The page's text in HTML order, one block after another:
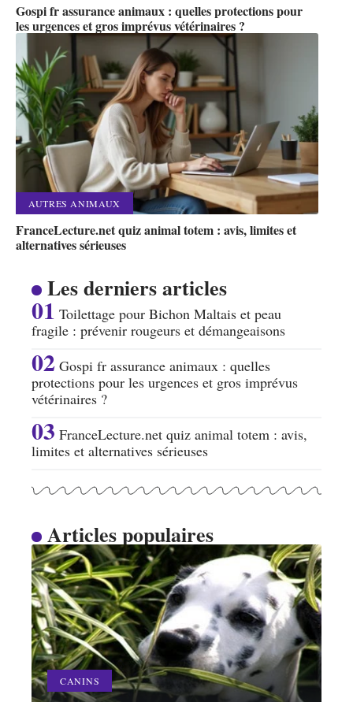
Gospi fr assurance animaux : quelles protections pour
les urgences et gros imprévus vétérinaires ?
AUTRES ANIMAUX
FranceLecture.net quiz animal totem : avis, limites et
alternatives sérieuses
Les derniers articles
Toilettage pour Bichon Maltais et peau
fragile : prévenir rougeurs et démangeaisons
Gospi fr assurance animaux : quelles
protections pour les urgences et gros imprévus
vétérinaires ?
FranceLecture.net quiz animal totem : avis,
limites et alternatives sérieuses
Articles populaires
CANINS